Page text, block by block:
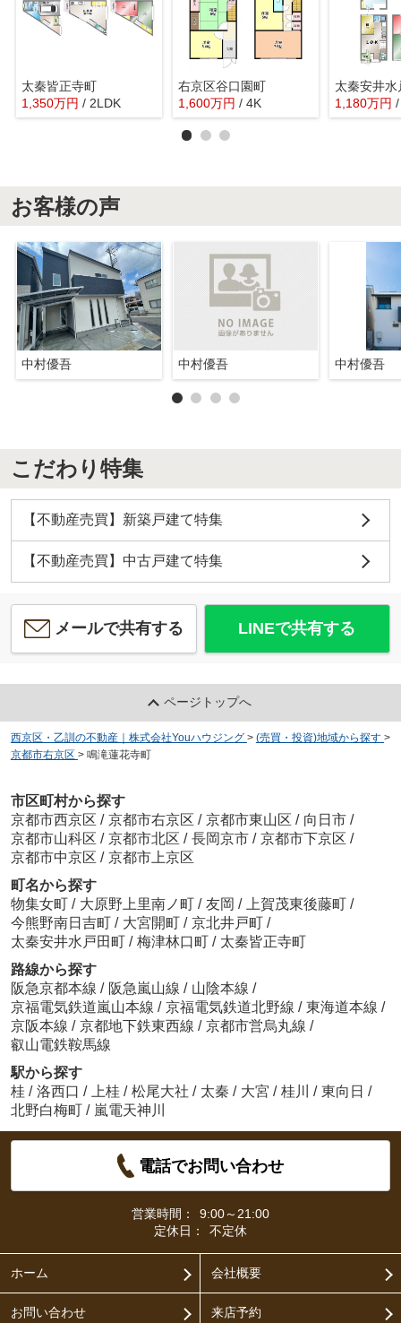
太秦皆正寺町
1,350万円 / 2LDK
右京区谷口園町
1,600万円 / 4K
太秦安井水
1,180万円
お客様の声
中村優吾 中村優吾 中村優吾
こだわり特集
【不動産売買】新築戸建て特集
【不動産売買】中古戸建て特集
メールで共有する LINEで共有する
ページトップへ
西京区・乙訓の不動産｜株式会社Youハウジング > (売買・投資)地域から探す >
京都市右京区 > 鳴滝蓮花寺町
市区町村から探す
京都市西京区 / 京都市右京区 / 京都市東山区 / 向日市 /
京都市山科区 / 京都市北区 / 長岡京市 / 京都市下京区 /
京都市中京区 / 京都市上京区
町名から探す
物集女町 / 大原野上里南ノ町 / 友岡 / 上賀茂東後藤町 /
今熊野南日吉町 / 大宮開町 / 京北井戸町 /
太秦安井水戸田町 / 梅津林口町 / 太秦皆正寺町
路線から探す
阪急京都本線 / 阪急嵐山線 / 山陰本線 /
京福電気鉄道嵐山本線 / 京福電気鉄道北野線 / 東海道本線 /
京阪本線 / 京都地下鉄東西線 / 京都市営烏丸線 /
叡山電鉄鞍馬線
駅から探す
桂 / 洛西口 / 上桂 / 松尾大社 / 太秦 / 大宮 / 桂川 / 東向日 /
北野白梅町 / 嵐電天神川
電話でお問い合わせ
営業時間：
9:00～21:00
定休日：
不定休
ホーム 会社概要
お問い合わせ 来店予約